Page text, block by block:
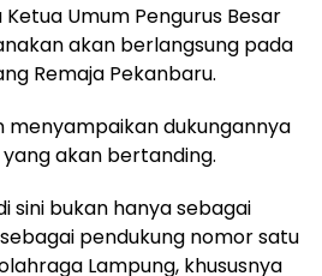
Umum Pengurus Besar
akan berlangsung pada
Remaja Pekanbaru.
menyampaikan dukungannya
akan bertanding.
sini bukan hanya sebagai
pendukung nomor satu
Lampung, khususnya